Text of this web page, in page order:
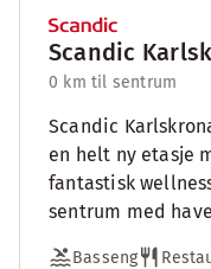
Scandic
0 km til sentrum
Scandic
en helt ny etasje
fantastisk
sentrum med
Basseng